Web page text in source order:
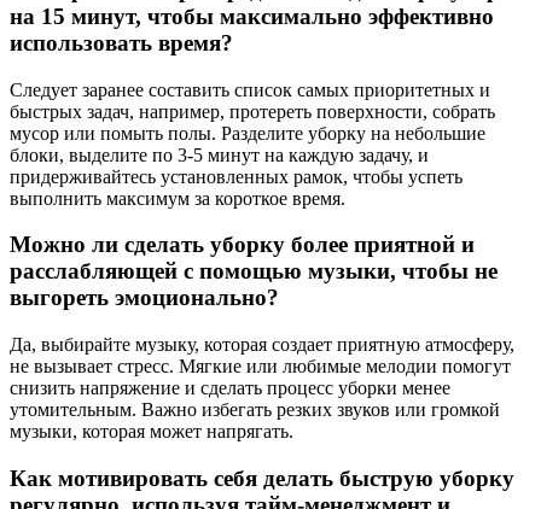
на 15 минут, чтобы максимально эффективно
использовать время?
Следует заранее составить список самых приоритетных и
быстрых задач, например, протереть поверхности, собрать
мусор или помыть полы. Разделите уборку на небольшие
блоки, выделите по 3-5 минут на каждую задачу, и
придерживайтесь установленных рамок, чтобы успеть
выполнить максимум за короткое время.
Можно ли сделать уборку более приятной и
расслабляющей с помощью музыки, чтобы не
выгореть эмоционально?
Да, выбирайте музыку, которая создает приятную атмосферу,
не вызывает стресс. Мягкие или любимые мелодии помогут
снизить напряжение и сделать процесс уборки менее
утомительным. Важно избегать резких звуков или громкой
музыки, которая может напрягать.
Как мотивировать себя делать быструю уборку